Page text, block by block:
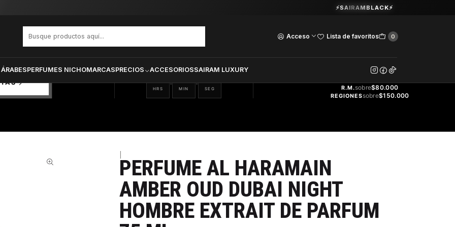
Acceso Lista de favoritos 0
PERFUMES NICHOMARCASPRECIOS ACCESORIOSSAIRAM LUXURY
Guardia Vieja 202. Oficina 102.Ver Horarios
⚡SAIRAMBLACK⚡
20
HRS
: 32
MIN
: 21
SEG
GRATIS
R.M.sobre$80.000
REGIONESsobre$150.000
PERFUME AL HARAMAIN
AMBER OUD DUBAI NIGHT
HOMBRE EXTRAIT DE PARFUM